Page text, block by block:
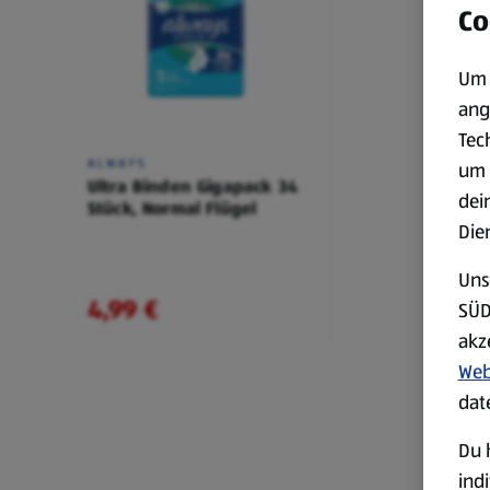
ALWAYS
Ultra Binden Gigapack 34
Stück, Normal Flügel
4,99 €
um
Du